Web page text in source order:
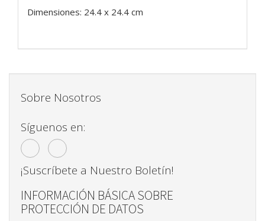
Dimensiones: 24.4 x 24.4 cm
Sobre Nosotros
Síguenos en:
¡Suscríbete a Nuestro Boletín!
INFORMACIÓN BÁSICA SOBRE
PROTECCIÓN DE DATOS